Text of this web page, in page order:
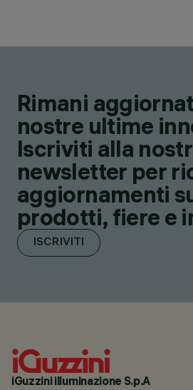
Rimani
nostre ultime
Iscriviti alla
newsletter per
aggiornamenti
prodotti, fiere e
ISCRIVITI
iGuzzini illuminazione S.p.A